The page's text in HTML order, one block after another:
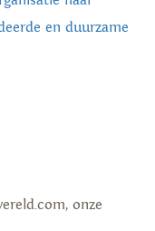
en duurzame
onze